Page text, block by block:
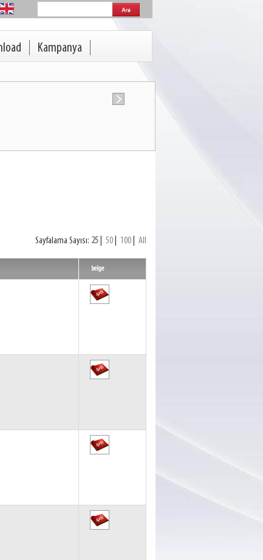
Kampanya
Sayfalama Sayısı: 25 50 100 All
belge